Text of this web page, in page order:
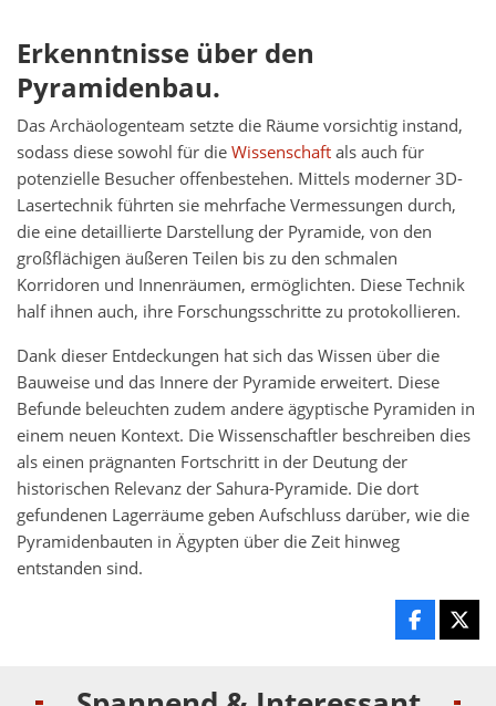
Erkenntnisse über den
Pyramidenbau.
Das Archäologenteam setzte die Räume vorsichtig instand,
sodass diese sowohl für dieWissenschaftals auch für
potenzielle Besucher offenbestehen. Mittels moderner 3D-
Lasertechnik führten sie mehrfache Vermessungen durch,
die eine detaillierte Darstellung der Pyramide, von den
großflächigen äußeren Teilen bis zu den schmalen
Korridoren und Innenräumen, ermöglichten. Diese Technik
half ihnen auch, ihre Forschungsschritte zu protokollieren.
Dank dieser Entdeckungen hat sich das Wissen über die
Bauweise und das Innere der Pyramide erweitert. Diese
Befunde beleuchten zudem andere ägyptische Pyramiden in
einem neuen Kontext. Die Wissenschaftler beschreiben dies
als einen prägnanten Fortschritt in der Deutung der
historischen Relevanz der Sahura-Pyramide. Die dort
gefundenen Lagerräume geben Aufschluss darüber, wie die
Pyramidenbauten in Ägypten über die Zeit hinweg
entstanden sind.